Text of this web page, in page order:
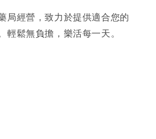
局經營，致力於提供適合您的
輕鬆無負擔，樂活每一天。